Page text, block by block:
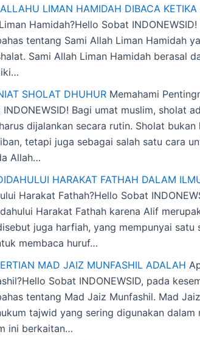
LIMAN HAMIDAH DIBACA KETIKA
Hamidah?Hello Sobat
tentang Sami Allah Liman Hamidah
Sami Allah Liman Hamidah berasal
SHOLAT DHUHUR Memahami
INDONEWSID! Bagi umat muslim, sholat
dijalankan secara rutin. Sholat bukan
tetapi juga sebagai salah satu cara
Allah…
HARAKAT FATHAH DALAM
Harakat Fathah?Hello Sobat
Harakat Fathah karena Alif
juga harfiah, yang mempunyai satu
membaca huruf…
MAD JAIZ MUNFASHIL ADALAH
Sobat INDONEWSID, pada
tentang Mad Jaiz Munfashil. Mad
tajwid yang sering digunakan dalam
ini berkaitan…